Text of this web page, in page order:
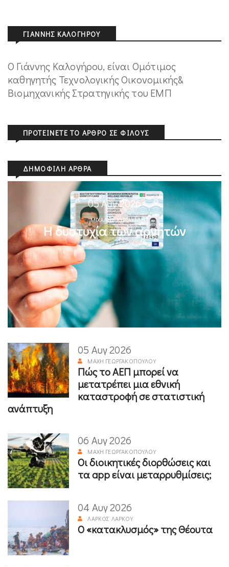
ΓΙΆΝΝΗΣ ΚΑΛΟΓΉΡΟΥ
Ο Γιάννης Καλογήρου, είναι Ομότιμος
καθηγητής Τεχνολογικής Οικονομικής&
Βιομηχανικής Στρατηγικής του ΕΜΠ
ΠΡΟΤΕΊΝΕΤΕ ΤΟ ΆΡΘΡΟ ΣΕ ΦΊΛΟΥΣ
ΔΗΜΟΦΙΛΉ ΆΡΘΡΑ
05 Αυγ 2026
ΜΙΧΆΛΗΣ ΚΥΡΙΑΚΊΔΗΣ
Η δυστυχία των αρνητών
05 Αυγ 2026
ΜΆΧΗ ΓΕΩΡΓΑΚΟΠΟΎΛΟΥ
Πώς το ΑΕΠ μπορεί να
μετατρέπει μια εθνική
καταστροφή σε στατιστική
ανάπτυξη
06 Αυγ 2026
ΜΆΧΗ ΓΕΩΡΓΑΚΟΠΟΎΛΟΥ
Οι διοικητικές διορθώσεις και
τα app είναι μεταρρυθμίσεις;
04 Αυγ 2026
ΛΆΡΚΟΣ ΛΆΡΚΟΥ
Ο «κατακλυσμός» της Θέουτα